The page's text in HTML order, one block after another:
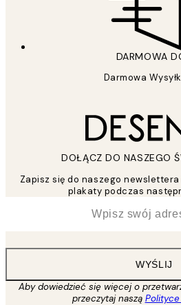
DARMOWA
Darmowa
DOŁĄCZ DO NASZEGO
Zapisz się do naszego
plakaty podczas
WYŚLIJ
Aby dowiedzieć się więcej o
przeczytaj naszą